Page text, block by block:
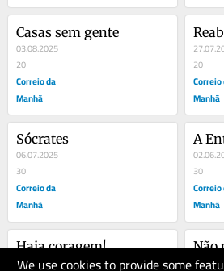
We use cookies to provide some
Casas sem gente
03.08.2025
20
Correio da
Manhã
20
Manhã
Sócrates
06.07.2025
30
Correio da
Manhã
A
30
Manhã
Haja coragem!
18.05.2025
Não